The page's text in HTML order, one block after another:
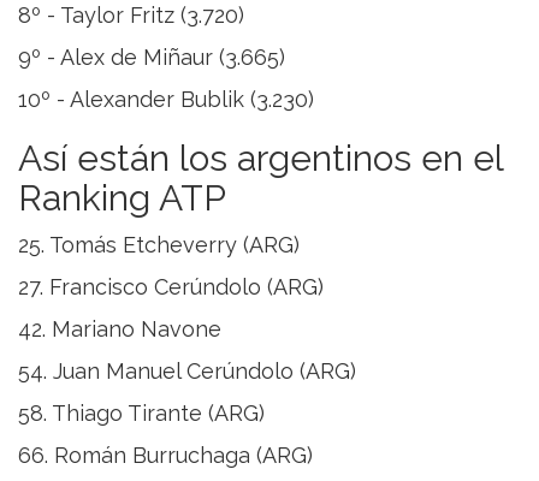
8º - Taylor Fritz (3.720)
9º - Alex de Miñaur (3.665)
10º - Alexander Bublik (3.230)
Así están los argentinos en el
Ranking ATP
25. Tomás Etcheverry (ARG)
27. Francisco Cerúndolo (ARG)
42. Mariano Navone
54. Juan Manuel Cerúndolo (ARG)
58. Thiago Tirante (ARG)
66. Román Burruchaga (ARG)